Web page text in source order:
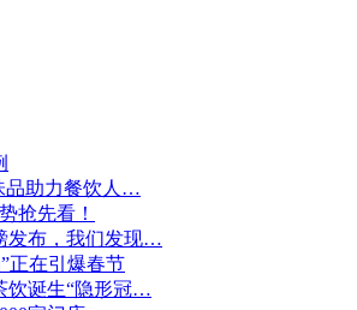
品助力餐饮人…
抢先看！
发布，我们发现…
正在引爆春节
饮诞生“隐形冠…